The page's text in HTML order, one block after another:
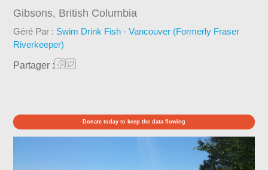
Gibsons, British Columbia
Géré Par : Swim Drink Fish - Vancouver (Formerly Fraser
Riverkeeper)
Partager :
Donate today to keep the data flowing